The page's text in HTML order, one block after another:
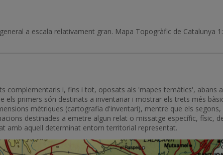
a escala relativament gran. Mapa Topogràfic de Catalunya
complementaris i, fins i tot, oposats als 'mapes temàtics', abans
els primers són destinats a inventariar i mostrar els trets més
mètriques (cartografia d'inventari), mentre que els
destinades a emetre algun relat o missatge específic, físic,
amb aquell determinat entorn territorial representat.